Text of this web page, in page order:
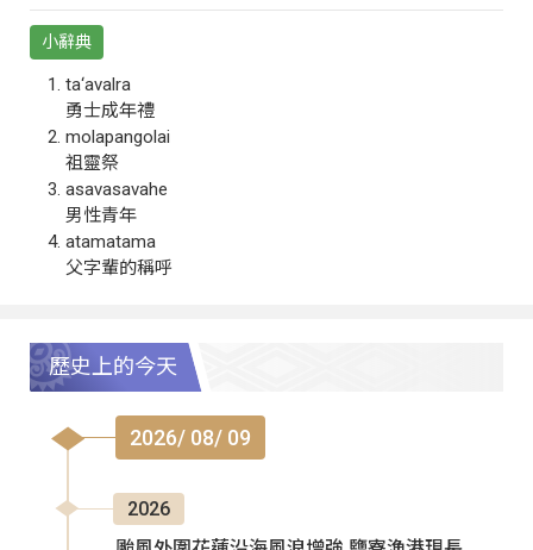
小辭典
ta‘avalra
勇士成年禮
molapangolai
祖靈祭
asavasavahe
男性青年
atamatama
父字輩的稱呼
歷史上的今天
2026/ 08/ 09
2026